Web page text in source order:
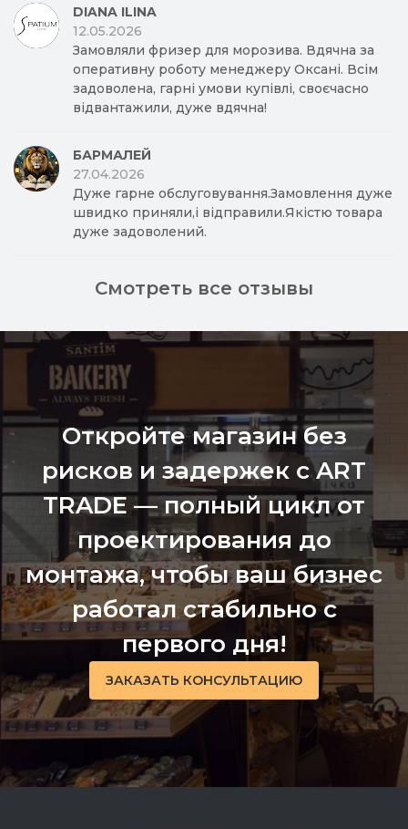
DIANA ILINA
12.05.2026
Замовляли фризер для морозива. Вдячна за
оперативну роботу менеджеру Оксані. Всім
задоволена, гарні умови купівлі, своєчасно
відвантажили, дуже вдячна!
БАРМАЛЕЙ
27.04.2026
Дуже гарне обслуговування.Замовлення дуже
швидко приняли,і відправили.Якістю товара
дуже задоволений.
Смотреть все отзывы
Откройте магазин без
рисков и задержек с ART
TRADE — полный цикл от
проектирования до
монтажа, чтобы ваш бизнес
работал стабильно с
первого дня!
ЗАКАЗАТЬ КОНСУЛЬТАЦИЮ